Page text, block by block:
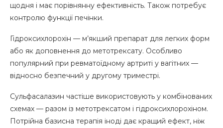
щодня і має порівнянну ефективність. Також потребує
контролю функції печінки.
Гідроксихлорохін — м’якший препарат для легких форм
або як доповнення до метотрексату. Особливо
популярний при ревматоїдному артриті у вагітних —
відносно безпечний у другому триместрі.
Сульфасалазин частіше використовують у комбінованих
схемах — разом із метотрексатом і гідроксихлорохіном.
Потрійна базисна терапія іноді дає кращий ефект, ніж